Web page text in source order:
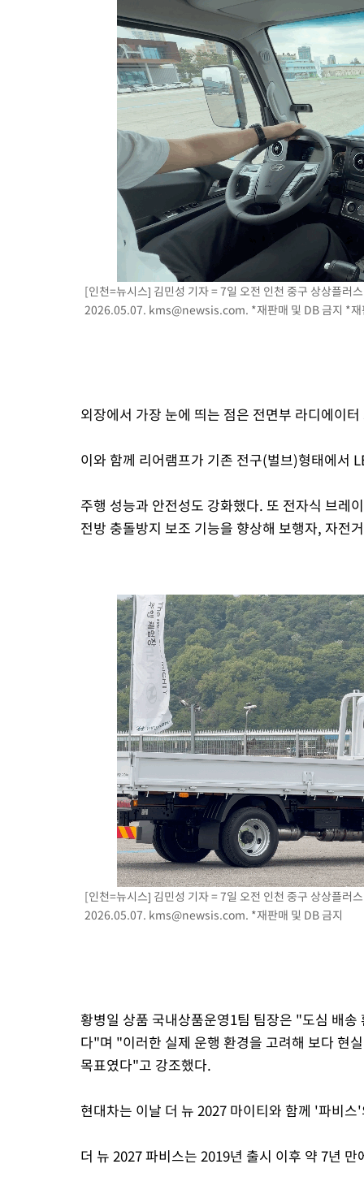
[인천=뉴시스] 김민성 기자 = 7일 오전 인천 중구 상상플러
2026.05.07. kms@newsis.com. *재판매 및 DB 금지 *
외장에서 가장 눈에 띄는 점은 전면부 라디에이
이와 함께 리어램프가 기존 전구(벌브)형태에서
주행 성능과 안전성도 강화했다. 또 전자식 브레
전방 충돌방지 보조 기능을 향상해 보행자, 자전
[인천=뉴시스] 김민성 기자 = 7일 오전 인천 중구 상상플러
2026.05.07. kms@newsis.com. *재판매 및 DB 금지
황병일 상품 국내상품운영1팀 팀장은 "도심 배
다"며 "이러한 실제 운행 환경을 고려해 보다 현
목표였다"고 강조했다.
현대차는 이날 더 뉴 2027 마이티와 함께 '파비
더 뉴 2027 파비스는 2019년 출시 이후 약 7년